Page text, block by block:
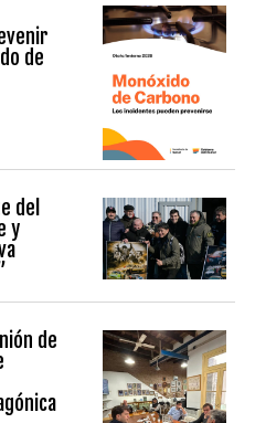
de
del
y
de